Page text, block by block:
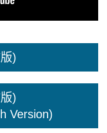
)
)
Version)